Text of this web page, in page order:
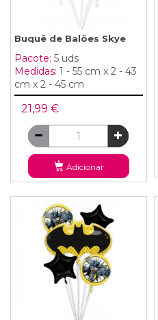
Buquê de Balões Skye
Pacote: 5 uds
Medidas: 1 - 55 cm x 2 - 43
cm x 2 - 45 cm
21,99 €
Adicionar